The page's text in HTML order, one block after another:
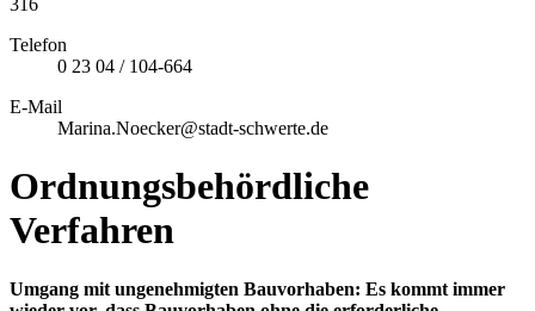
316
Telefon
0 23 04 / 104-664
E-Mail
Marina.Noecker@stadt-schwerte.de
Ordnungsbehördliche
Verfahren
Umgang mit ungenehmigten Bauvorhaben: Es kommt immer